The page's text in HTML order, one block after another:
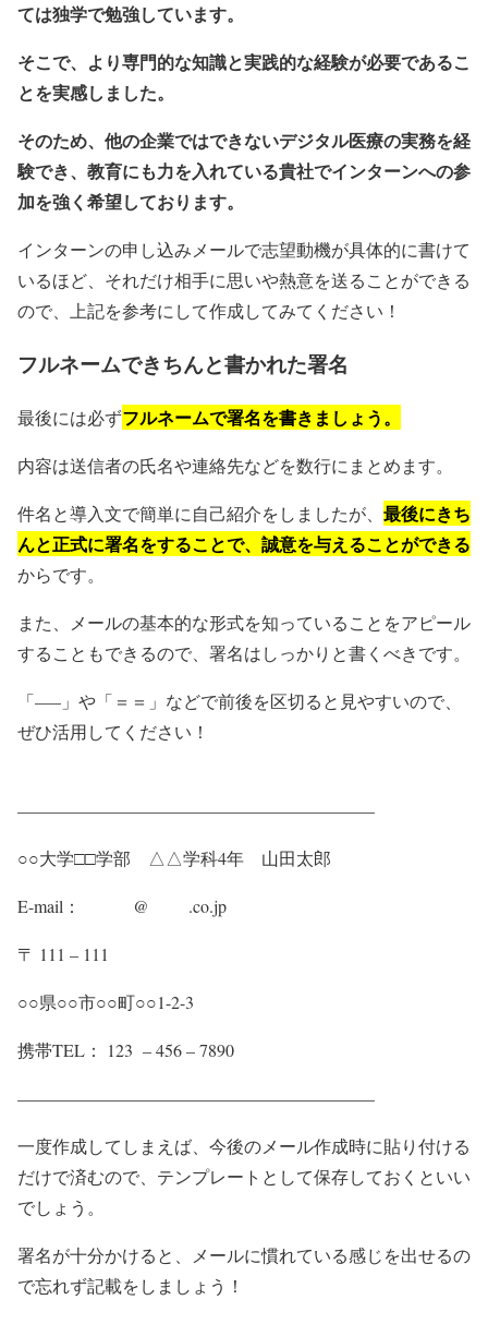
ては独学で勉強しています。
そこで、より専門的な知識と実践的な経験が必要であるこ
とを実感しました。
そのため、他の企業ではできないデジタル医療の実務を経
験でき、教育にも力を入れている貴社でインターンへの参
加を強く希望しております。
インターンの申し込みメールで志望動機が具体的に書けて
いるほど、それだけ相手に思いや熱意を送ることができる
ので、上記を参考にして作成してみてください！
フルネームできちんと書かれた署名
最後には必ずフルネームで署名を書きましょう。
内容は送信者の氏名や連絡先などを数行にまとめます。
件名と導入文で簡単に自己紹介をしましたが、 最後にきち
んと正式に署名をすることで、誠意を与えることができる
からです。
また、メールの基本的な形式を知っていることをアピール
することもできるので、署名はしっかりと書くべきです。
「—–」や「＝＝」などで前後を区切ると見やすいので、
ぜひ活用してください！
————————————————————–
○○大学□□学部 △△学科4年 山田太郎
E-mail： @ .co.jp
〒 111 – 111
○○県○○市○○町○○1-2-3
携帯TEL： 123 – 456 – 7890
————————————————————–
一度作成してしまえば、今後のメール作成時に貼り付ける
だけで済むので、テンプレートとして保存しておくといい
でしょう。
署名が十分かけると、メールに慣れている感じを出せるの
で忘れず記載をしましょう！